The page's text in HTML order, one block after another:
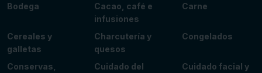
Bodega
Cacao, café e
infusiones
Carne
Cereales y
galletas
Charcutería y
quesos
Congelados
Conservas,
Cuidado del
Cuidado facial y